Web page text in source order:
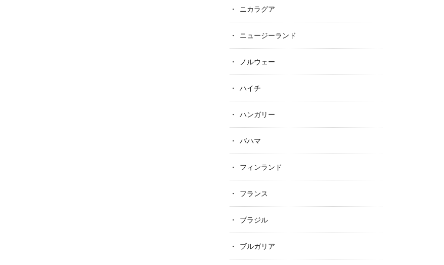
ニカラグア
ニュージーランド
ノルウェー
ハイチ
ハンガリー
バハマ
フィンランド
フランス
ブラジル
ブルガリア